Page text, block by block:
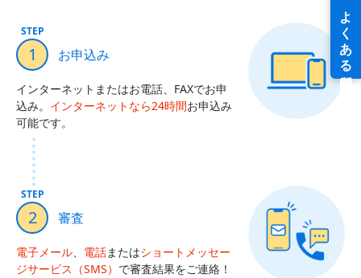
STEP
1 お申込み
インターネットまたはお電話、FAXでお申
込み。 インターネットなら24時間お申込み
可能です。
STEP
2 審査
電子メール、 電話またはショートメッセー
ジサービス（SMS） で審査結果をご連絡！